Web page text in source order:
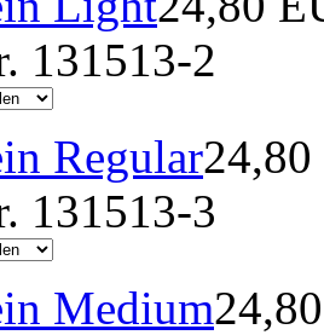
131513-2
Regular
131513-3
Medium